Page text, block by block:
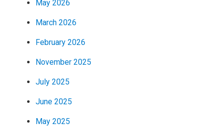
May 2026
March 2026
February 2026
November 2025
July 2025
June 2025
May 2025